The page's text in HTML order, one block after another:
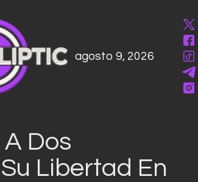
agosto 9, 2026
Dos
Libertad En